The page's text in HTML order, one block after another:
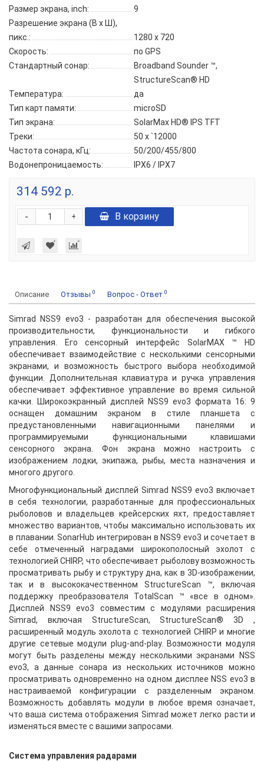
Размер экрана, inch:
9
Разрешение экрана (В x Ш),
пикс.:
1280 x 720
Скорость:
по GPS
Стандартный сонар:
Broadband Sounder ™,
StructureScan® HD
Температура:
да
Тип карт памяти:
microSD
Тип экрана:
SolarMax HD® IPS TFT
Треки:
50 x `12000
Частота сонара, кГц:
50/200/455/800
Водонепроницаемость:
IPX6 / IPX7
314 592 р.
+
- В корзину
Описание Отзывы 0 Вопрос - Ответ 0
Simrad NSS9 evo3 - разработан для обеспечения высокой
производительности, функциональности и гибкого
управления. Его сенсорный интерфейс SolarMAX ™ HD
обеспечивает взаимодействие с несколькими сенсорными
экранами, и возможность быстрого выбора необходимой
функции. Дополнительная клавиатура и ручка управления
обеспечивает эффективное управление во время сильной
качки. Широкоэкранный дисплей NSS9 evo3 формата 16: 9
оснащен домашним экраном в стиле планшета с
предустановленными навигационными панелями и
программируемыми функциональными клавишами
сенсорного экрана. Фон экрана можно настроить с
изображением лодки, экипажа, рыбы, места назначения и
многого другого.
Многофункциональный дисплей Simrad NSS9 evo3 включает
в себя технологии, разработанные для профессиональных
рыболовов и владельцев крейсерских яхт, предоставляет
множество вариантов, чтобы максимально использовать их
в плавании. SonarHub интегрирован в NSS9 evo3 и сочетает в
себе отмеченный наградами широкополосный эхолот с
технологией CHIRP, что обеспечивает рыболову возможность
просматривать рыбу и структуру дна, как в 3D-изображении,
так и в высококачественном StructureScan ™, включая
поддержку преобразователя TotalScan ™ «все в одном».
Дисплей NSS9 evo3 совместим с модулями расширения
Simrad, включая StructureScan, StructureScan® 3D ,
расширенный модуль эхолота с технологией CHIRP и многие
другие сетевые модули plug-and-play. Возможности модуля
могут быть разделены между несколькими экранами NSS
evo3, а данные сонара из нескольких источников можно
просматривать одновременно на одном дисплее NSS evo3 в
настраиваемой конфигурации с разделенным экраном.
Возможность добавлять модули в любое время означает,
что ваша система отображения Simrad может легко расти и
изменяться вместе с вашими запросами.
Система управления радарами